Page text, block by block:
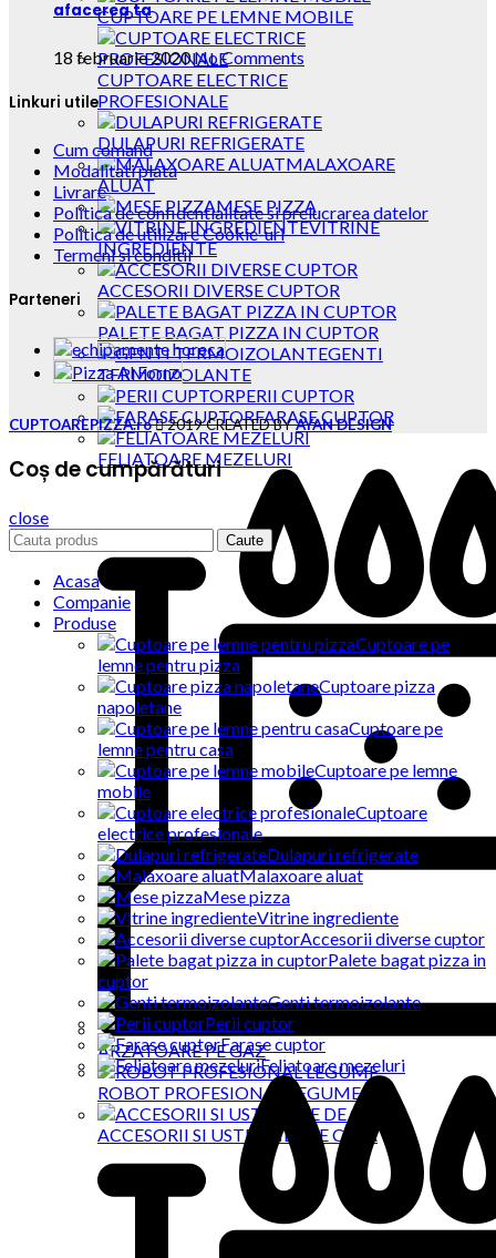
CUPTOARE PE LEMNE MOBILE
CUPTOARE ELECTRICE
PROFESIONALE
DULAPURI REFRIGERATE
MALAXOARE
ALUAT
MESE PIZZA
VITRINE
INGREDIENTE
ACCESORII DIVERSE CUPTOR
PALETE BAGAT PIZZA IN CUPTOR
GENTI
TERMOIZOLANTE
PERII CUPTOR
FARASE CUPTOR
FELIATOARE MEZELURI
ARZATOARE PE GAZ
ROBOT PROFESIONAL LEGUME
ACCESORII SI USTENSILE DE CASA
afacerea ta
18 februarie 2020No Comments
Linkuri utile
Cum comand
Modalitati plata
Livrare
Politica de confidentialitate si prelucrarea datelor
Politica de utilizare Cookie-uri
Termeni si conditii
Parteneri
CUPTOAREPIZZA.ro 2019 CREATED BYAYAN DESIGN
Coș de cumpărături
close
Caute
Acasa
Companie
Produse
Cuptoare pe
lemne pentru pizza
Cuptoare pizza
napoletane
Cuptoare pe
lemne pentru casa
Cuptoare pe lemne
mobile
Cuptoare
electrice profesionale
Dulapuri refrigerate
Malaxoare aluat
Mese pizza
Vitrine ingrediente
Accesorii diverse cuptor
Palete bagat pizza in
cuptor
Genti termoizolante
Perii cuptor
Farase cuptor
Feliatoare mezeluri